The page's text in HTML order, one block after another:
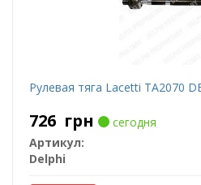
Рулевая тяга Lacetti TA2070
726 грн
сегодня
Артикул:
Delphi